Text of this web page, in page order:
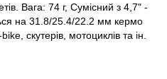
Вага: 74 г, Сумісний з 4,7" -
на 31.8/25.4/22.2 мм кермо
скутерів, мотоциклів та ін.